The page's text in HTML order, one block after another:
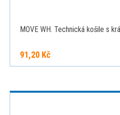
MOVE WH. Technická košile s
91,20 Kč